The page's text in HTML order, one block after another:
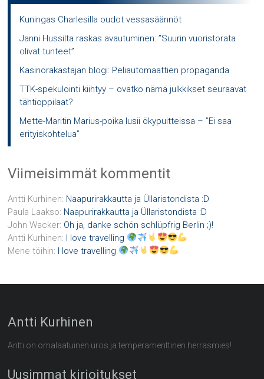
Kuningas Charlesilla oudot vessasäännöt
Janni Hussilta raskas avautuminen: ”Suurin vuoristorata
olivat tunteet”
Kasinorakastajan blogi: Peliautomaattien propaganda
TTK-spekulointi kiihtyy – ovatko nämä julkkikset seuraavat
tähtioppilaat?
Mette-Maritin Marius-poika lusii ökypuitteissa – ”Ei saa
erityiskohtelua”
Viimeisimmät kommentit
Antti Kurhinen: Naapurirakkautta ja Üllaristondista :D
Paula Laakso: Naapurirakkautta ja Üllaristondista :D
John Wacker: Oh ja, danke schön schlüpfrig Berlin ;)!
Antti Kurhinen: I love travelling
Mene töihin: I love travelling
Antti Kurhinen
Antti on omalaatuinen uros ja temperamenttinen herrasmies!
Uusimmat kirjoitukset